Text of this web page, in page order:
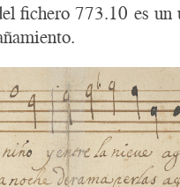
fichero 773.10 es un